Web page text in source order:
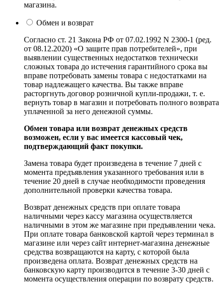
магазина.
Обмен и возврат
Согласно ст. 21 Закона РФ от 07.02.1992 N 2300-1 (ред.
от 08.12.2020) «О защите прав потребителей», при
выявлении существенных недостатков технически
сложных товара до истечения гарантийного срока вы
вправе потребовать замены товара с недостатками на
товар надлежащего качества. Вы также вправе
расторгнуть договор розничной купли-продажи, т. е.
вернуть товар в магазин и потребовать полного возврата
уплаченной за него денежной суммы.
Обмен товара или возврат денежных средств
возможен, если у вас имеется кассовый чек,
подтверждающий факт покупки.
Замена товара будет произведена в течение 7 дней с
момента предъявления указанного требования или в
течение 20 дней в случае необходимости проведения
дополнительной проверки качества товара.
Возврат денежных средств при оплате товара
наличными через кассу магазина осуществляется
наличными в этом же магазине при предъявлении чека.
При оплате товара банковской картой через терминал в
магазине или через сайт интернет-магазина денежные
средства возвращаются на карту, с которой была
произведена оплата. Возврат денежных средств на
банковскую карту производится в течение 3-30 дней с
момента осуществления операции по возврату средств.